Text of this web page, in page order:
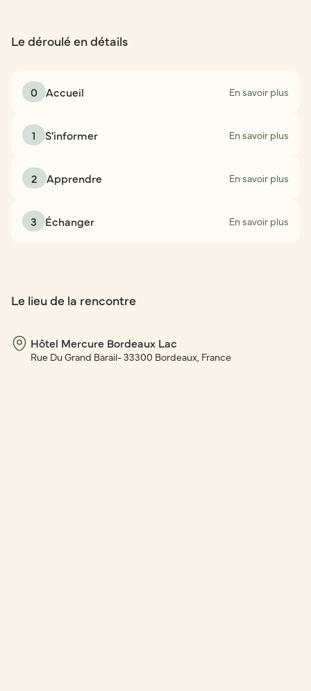
Le déroulé en détails
0 Accueil En savoir plus
1 S'informer En savoir plus
2 Apprendre En savoir plus
3 Échanger En savoir plus
Le lieu de la rencontre
Hôtel Mercure Bordeaux Lac
Rue Du Grand Barail- 33300 Bordeaux, France